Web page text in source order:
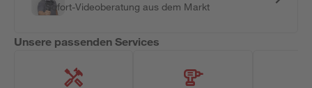
Sofort-Videoberatung aus dem Markt
Unsere passenden Services